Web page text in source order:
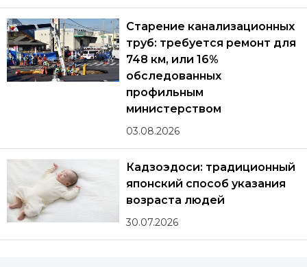
Старение канализационных
труб: требуется ремонт для
748 км, или 16%
обследованных
профильным
министерством
03.08.2026
Кадзоэдоси: традиционный
японский способ указания
возраста людей
30.07.2026